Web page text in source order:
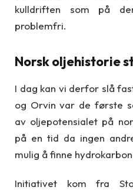
kulldriften som på
problemfri.
Norsk oljehistorie
I dag kan vi derfor slå
og Orvin var de første
av oljepotensialet på
på en tid da ingen
mulig å finne
Initiativet kom fra